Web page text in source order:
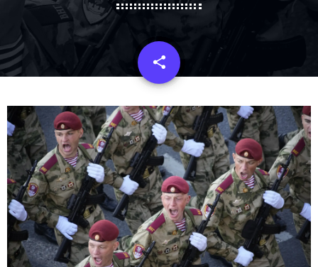
share
email